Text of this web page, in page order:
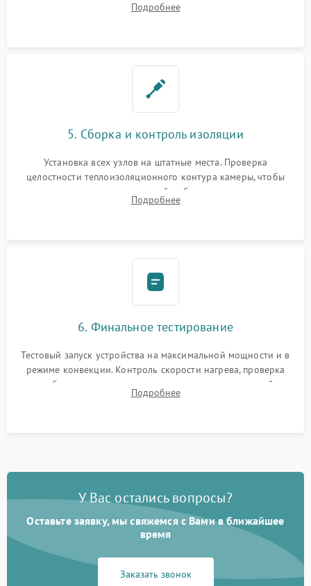
выгоревших реле, восстановление контактов и замена
Подробнее
5. Сборка и контроль изоляции
Установка всех узлов на штатные места. Проверка
целостности теплоизоляционного контура камеры, чтобы
исключить перегрев кухонной мебели и потерю тепла.
Надежная фиксация клемм и сборка корпуса шкафа.
Подробнее
6. Финальное тестирование
Тестовый запуск устройства на максимальной мощности и в
режиме конвекции. Контроль скорости нагрева, проверка
срабатывания термостата при достижении заданной
температуры и тест на отсутствие утечек тока.
Подробнее
У Вас остались вопросы?
Оставьте заявку, мы свяжемся с Вами в ближайшее
время
Заказать звонок